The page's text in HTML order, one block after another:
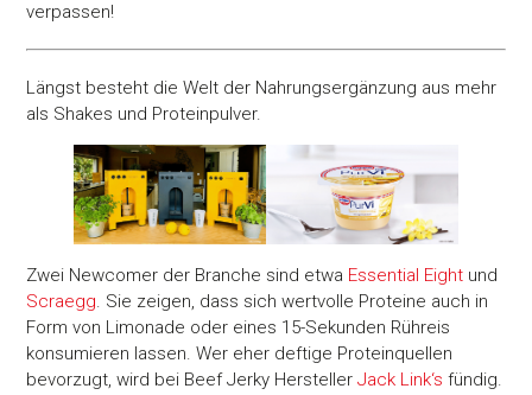
verpassen!
Längst besteht die Welt der Nahrungsergänzung aus mehr
als Shakes und Proteinpulver.
Zwei Newcomer der Branche sind etwa Essential Eight und
Scraegg. Sie zeigen, dass sich wertvolle Proteine auch in
Form von Limonade oder eines 15-Sekunden Rühreis
konsumieren lassen. Wer eher deftige Proteinquellen
bevorzugt, wird bei Beef Jerky HerstellerJack Link‘s fündig.